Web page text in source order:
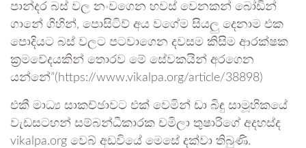
පාන්දර බස් වල නංවගෙන හවස් වෙනකන් බෝඩින්
ගානේ ගිහින්, පොසිටිව් අය වගේම සියලු දෙනාම එක
පොදියට බස් වලට පටවාගෙන දවසම කිසිම ආරක්ෂක
ක්‍රමවේදයකින් තොරව මේ සේවකයින් අරගෙන
යන්නේ”(https://www.vikalpa.org/article/38898)
එකී මාධ්‍ය සාකච්ඡාවට එක් වෙමින් ඩා බිඳු සාමූහිකයේ
වැඩසටහන් සම්බන්ධීකාරක චමිලා තුෂාරිගේ අදහස්ද
vikalpa.org වෙබ් අඩවියේ මෙසේ දක්වා තිබුණි.